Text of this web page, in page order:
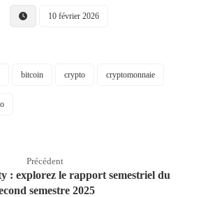
10 février 2026
bitcoin crypto cryptomonnaie
Précédent
: explorez le rapport semestriel du
semestre 2025